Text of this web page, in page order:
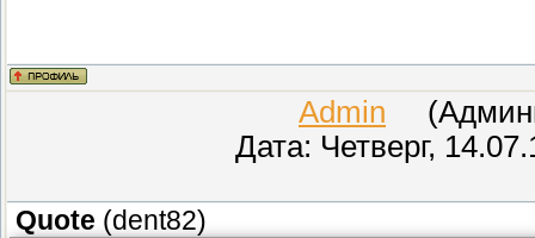
Admin
Дата: Четверг,
Quote (dent82)